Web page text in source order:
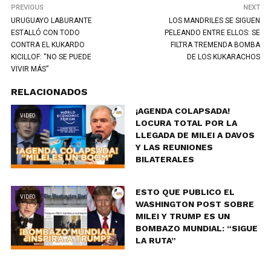
PREVIOUS
URUGUAYO LABURANTE
ESTALLÓ CON TODO
CONTRA EL KUKARDO
KICILLOF: “NO SE PUEDE
VIVIR MÁS”
NEXT
LOS MANDRILES SE SIGUEN
PELEANDO ENTRE ELLOS: SE
FILTRA TREMENDA BOMBA
DE LOS KUKARACHOS
RELACIONADOS
VIDEO
¡AGENDA COLAPSADA!
LOCURA TOTAL POR LA
LLEGADA DE MILEI A DAVOS
Y LAS REUNIONES
BILATERALES
VIDEO
ESTO QUE PUBLICO EL
WASHINGTON POST SOBRE
MILEI Y TRUMP ES UN
BOMBAZO MUNDIAL: “SIGUE
LA RUTA”